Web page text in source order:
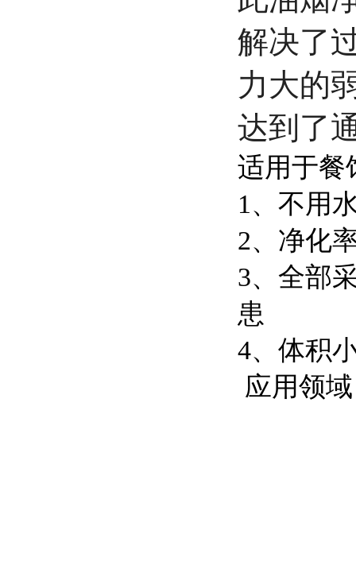
解决了
力大的
达到了
适用于餐
1、不用
2、净化
3、全部
患
4、体积
应用领域